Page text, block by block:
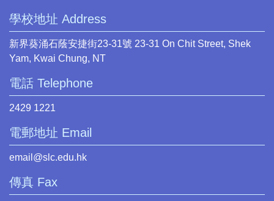
學校地址 Address
新界葵涌石蔭安捷街23-31號 23-31 On Chit Street, Shek
Yam, Kwai Chung, NT
電話 Telephone
2429 1221
電郵地址 Email
email@slc.edu.hk
傳真 Fax